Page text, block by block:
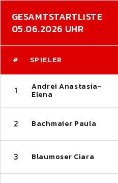
GESAMTSTARTLISTE
05.06.2026 UHR
# SPIELER
1 Andrei Anastasia-
Elena
2 Bachmaier Paula
3 Blaumoser Ciara